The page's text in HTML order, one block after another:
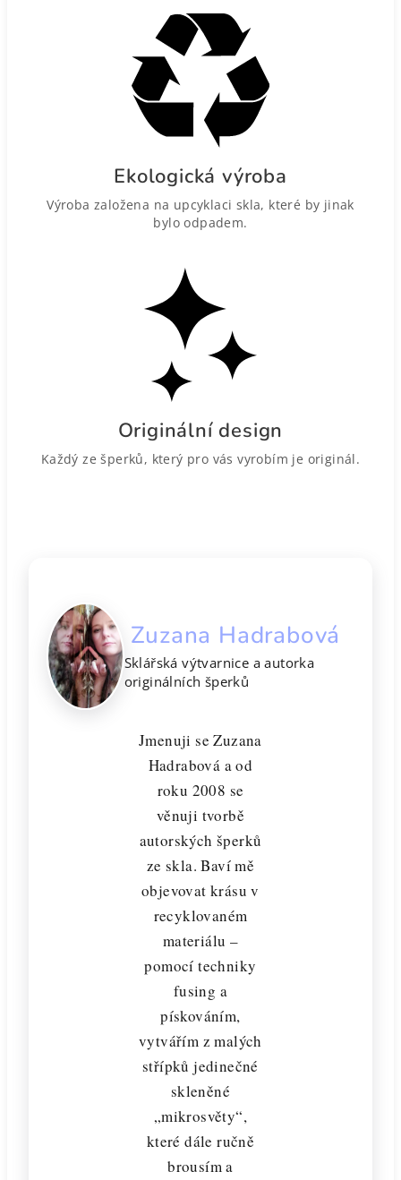
Ekologická výroba
Výroba založena na upcyklaci skla, které by jinak
bylo odpadem.
Originální design
Každý ze šperků, který pro vás vyrobím je originál.
Zuzana Hadrabová
Sklářská výtvarnice a autorka
originálních šperků
Jmenuji se Zuzana
Hadrabová a od
roku 2008 se
věnuji tvorbě
autorských šperků
ze skla. Baví mě
objevovat krásu v
recyklovaném
materiálu –
pomocí techniky
fusing a
pískováním,
vytvářím z malých
střípků jedinečné
skleněné
„mikrosvěty“,
které dále ručně
brousím a